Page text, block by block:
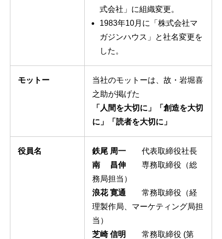
式会社」に組織変更。
1983年10月に「株式会社マ
ガジンハウス」と社名変更を
した。
モットー
当社のモットーは、故・岩堀喜
之助が掲げた
「人間を大切に」「創造を大切
に」「読者を大切に」
役員名 鉄尾 周一 代表取締役社長
南 昌伸 専務取締役（総
務局担当）
浪花 寛通 常務取締役（経
理製作局、マーケティング局担
当）
芝崎 信明
常務取締役 (第